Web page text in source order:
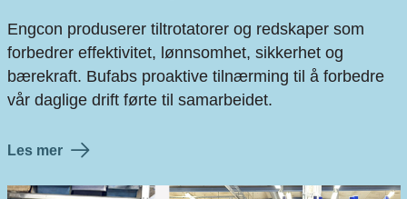
Engcon produserer tiltrotatorer og redskaper som
forbedrer effektivitet, lønnsomhet, sikkerhet og
bærekraft. Bufabs proaktive tilnærming til å forbedre
vår daglige drift førte til samarbeidet.
Les mer